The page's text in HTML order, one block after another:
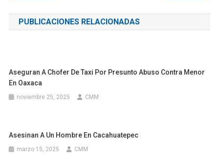
de
entradas
PUBLICACIONES RELACIONADAS
Aseguran A Chofer De Taxi Por Presunto Abuso Contra Menor
En Oaxaca
noviembre 25, 2025 CMM
Asesinan A Un Hombre En Cacahuatepec
marzo 15, 2025 CMM